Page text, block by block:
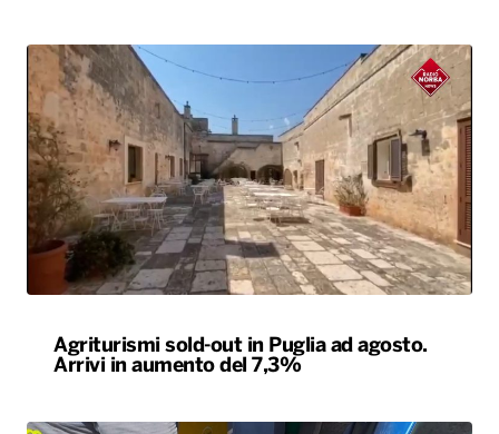
Agriturismi sold-out in Puglia ad agosto.
Arrivi in aumento del 7,3%